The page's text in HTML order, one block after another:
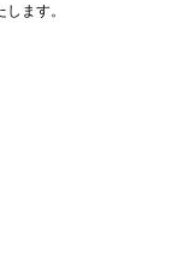
ます。